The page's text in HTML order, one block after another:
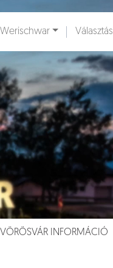
Werischwar Választás
INFORMÁCIÓ
Aloldalak [ ]